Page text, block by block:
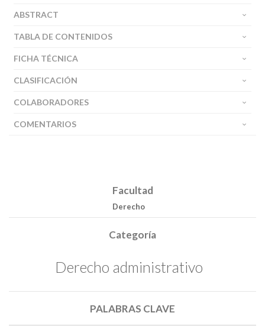
ABSTRACT
TABLA DE CONTENIDOS
FICHA TÉCNICA
CLASIFICACIÓN
COLABORADORES
COMENTARIOS
Facultad
Derecho
Categoría
Derecho administrativo
PALABRAS CLAVE